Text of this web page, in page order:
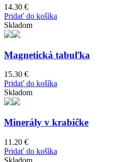
14.30 €
Pridať do košíka
Skladom
Magnetická tabuľka
15.30 €
Pridať do košíka
Skladom
Minerály v krabičke
11.20 €
Pridať do košíka
Skladom